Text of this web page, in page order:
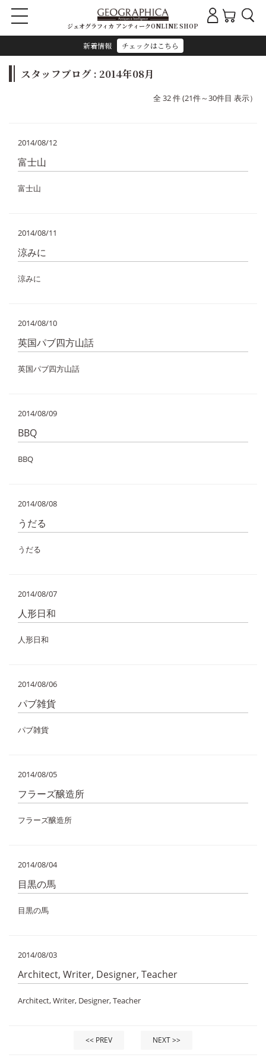
新着情報 チェックはこちら
ジェオグラフィカ アンティークONLINE SHOP
スタッフブログ : 2014年08月
全 32 件 (21件～30件目 表示）
2014/08/12
富士山
富士山
2014/08/11
涼みに
涼みに
2014/08/10
英国パブ四方山話
英国パブ四方山話
2014/08/09
BBQ
BBQ
2014/08/08
うだる
うだる
2014/08/07
人形日和
人形日和
2014/08/06
パブ雑貨
パブ雑貨
2014/08/05
フラーズ醸造所
フラーズ醸造所
2014/08/04
目黒の馬
目黒の馬
2014/08/03
Architect, Writer, Designer, Teacher
Architect, Writer, Designer, Teacher
<< PREV NEXT >>